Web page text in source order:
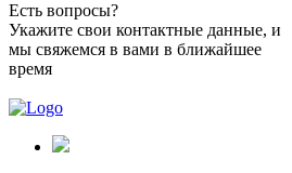
Есть вопросы?
Укажите свои контактные данные, и
мы свяжемся в вами в ближайшее
время